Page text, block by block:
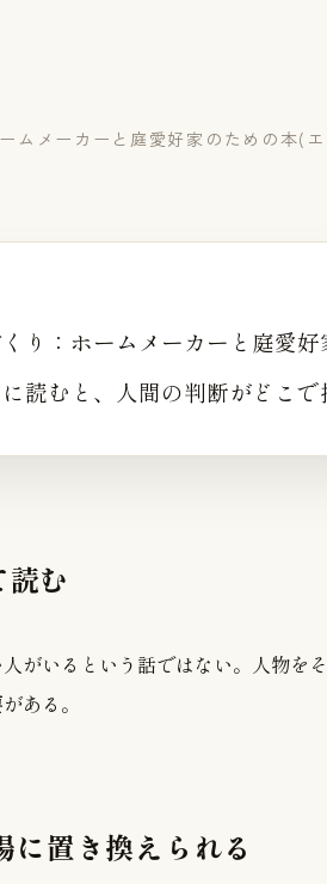
ムメーカーと庭愛好家のための本(
り：ホームメーカーと庭愛
読むと、人間の判断がどこで
む
がいるという話ではない。人物を
ある。
置き換えられる